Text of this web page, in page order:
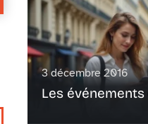
3 décembre 2016
Les événements